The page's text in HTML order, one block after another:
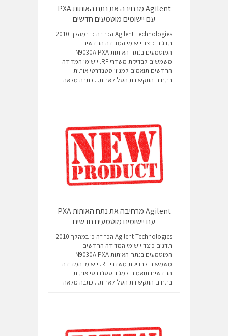
Agilent מרחיבה את נתח האותות PXA
עם יישומים מוטמעים חדשים
Agilent Technologies הכריזה כי במהלך 2010
תדגים כיצד יישומי המדידה החדשים
המוטמעים בנתח האותות N9030A PXA
משמשים לבדיקת משדרי RF. יישומי המדידה
החדשים תואמים למגוון סטנדרטי אותות
בתחום התקשורת הסלולארית... כתבה מלאה
Agilent מרחיבה את נתח האותות PXA
עם יישומים מוטמעים חדשים
Agilent Technologies הכריזה כי במהלך 2010
תדגים כיצד יישומי המדידה החדשים
המוטמעים בנתח האותות N9030A PXA
משמשים לבדיקת משדרי RF. יישומי המדידה
החדשים תואמים למגוון סטנדרטי אותות
בתחום התקשורת הסלולארית... כתבה מלאה